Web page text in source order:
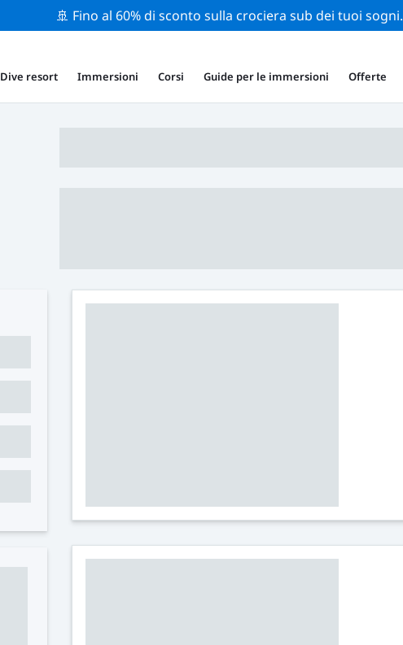
🚢 Fino al 60% di sconto sulla crociera sub dei tuoi sogni.
Dive resort Immersioni Corsi Guide per le immersioni Offerte